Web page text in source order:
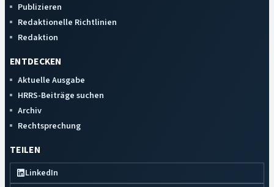
Publizieren
Redaktionelle Richtlinien
Redaktion
ENTDECKEN
Aktuelle Ausgabe
HRRS-Beiträge suchen
Archiv
Rechtsprechung
TEILEN
LinkedIn